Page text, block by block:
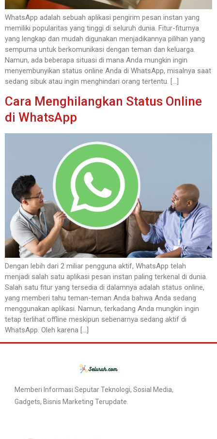
WhatsApp adalah sebuah aplikasi pengirim pesan instan yang
memiliki popularitas yang tinggi di seluruh dunia. Fitur-fiturnya
yang lengkap dan mudah digunakan menjadikannya pilihan yang
sempurna untuk berkomunikasi dengan teman dan keluarga.
Namun, ada beberapa situasi di mana Anda mungkin ingin
menyembunyikan status online Anda di WhatsApp, misalnya saat
sedang sibuk atau ingin menghindari orang tertentu. […]
Cara Menghilangkan Status Online
di WhatsApp
Dengan lebih dari 2 miliar pengguna aktif, WhatsApp telah
menjadi salah satu aplikasi pesan instan paling terkenal di dunia.
Salah satu fitur yang tersedia di dalamnya adalah status online,
yang memberi tahu teman-teman Anda bahwa Anda sedang
menggunakan aplikasi. Namun, terkadang Anda mungkin ingin
tetap terlihat offline meskipun sebenarnya sedang aktif di
WhatsApp. Oleh karena […]
Memberi Informasi Seputar Teknologi, Sosial Media,
Gadgets, Bisnis Marketing Terupdate.